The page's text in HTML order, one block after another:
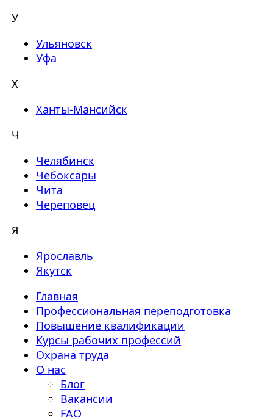
У
Ульяновск
Уфа
Х
Ханты-Мансийск
Ч
Челябинск
Чебоксары
Чита
Череповец
Я
Ярославль
Якутск
Главная
Профессиональная переподготовка
Повышение квалификации
Курсы рабочих профессий
Охрана труда
О нас
Блог
Вакансии
FAQ